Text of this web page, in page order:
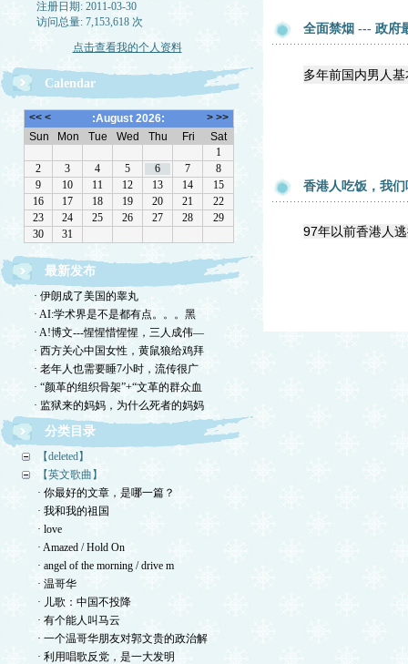
注册日期: 2011-03-30
访问总量: 7,153,618 次
点击查看我的个人资料
Calendar
最新发布
· 伊朗成了美国的睾丸
· AI:学术界是不是都有点。。。黑
· A!博文---惺惺惜惺惺，三人成伟—
· 西方关心中国女性，黄鼠狼给鸡拜
· 老年人也需要睡7小时，流传很广
· “颜革的组织骨架”+“文革的群众血
· 监狱来的妈妈，为什么死者的妈妈
分类目录
【deleted】
【英文歌曲】
· 你最好的文章，是哪一篇？
· 我和我的祖国
· love
· Amazed / Hold On
· angel of the morning / drive m
· 温哥华
· 儿歌：中国不投降
· 有个能人叫马云
· 一个温哥华朋友对郭文贵的政治解
· 利用唱歌反党，是一大发明
全面禁烟 --- 政府
多年前国内男人
香港人吃饭，我们
97年以前香港人